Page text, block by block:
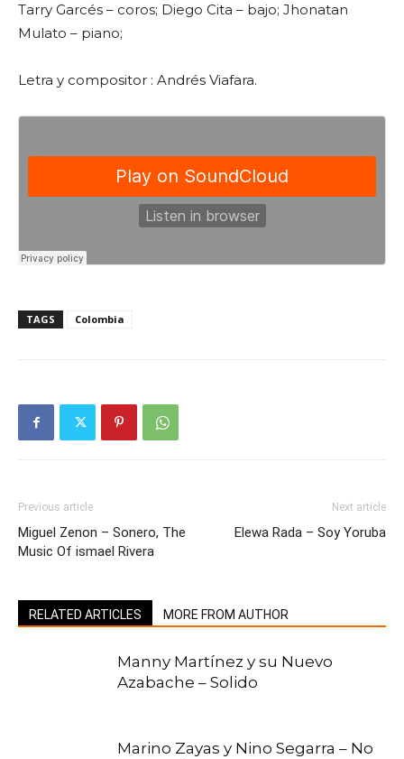
Tarry Garcés – coros; Diego Cita – bajo; Jhonatan
Mulato – piano;
Letra y compositor : Andrés Viafara.
TAGS Colombia
Previous article
Miguel Zenon – Sonero, The
Music Of ismael Rivera
Next article
Elewa Rada – Soy Yoruba
RELATED ARTICLES MORE FROM AUTHOR
Manny Martínez y su Nuevo
Azabache – Solido
Marino Zayas y Nino Segarra – No